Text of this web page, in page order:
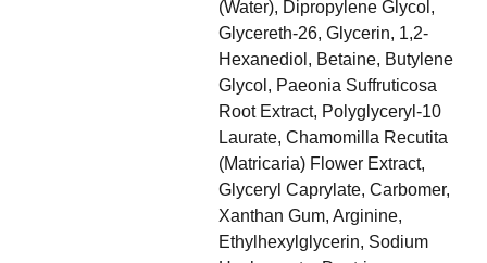
(Water), Dipropylene Glycol,
Glycereth-26, Glycerin, 1,2-
Hexanediol, Betaine, Butylene
Glycol, Paeonia Suffruticosa
Root Extract, Polyglyceryl-10
Laurate, Chamomilla Recutita
(Matricaria) Flower Extract,
Glyceryl Caprylate, Carbomer,
Xanthan Gum, Arginine,
Ethylhexylglycerin, Sodium